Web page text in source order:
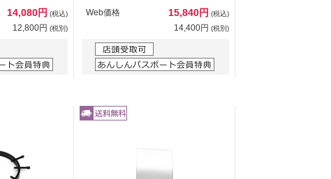
14,080円 (税込)
12,800円 (税別)
Web価格 15,840円 (税込)
14,400円 (税別)